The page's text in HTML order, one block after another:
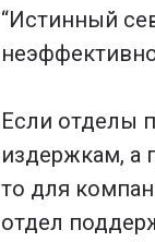
“Истинный
Если отделы
издержкам, а
то для
отдел